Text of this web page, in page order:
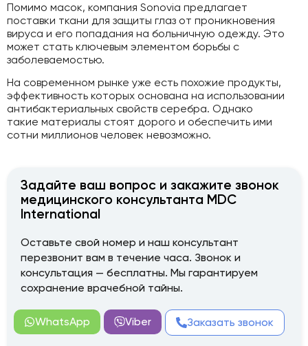
Помимо масок, компания Sonovia предлагает
поставки ткани для защиты глаз от проникновения
вируса и его попадания на больничную одежду. Это
может стать ключевым элементом борьбы с
заболеваемостью.
На современном рынке уже есть похожие продукты,
эффективность которых основана на использовании
антибактериальных свойств серебра. Однако
такие материалы стоят дорого и обеспечить ими
сотни миллионов человек невозможно.
Задайте ваш вопрос и закажите звонок
медицинского консультанта MDC
International
Оставьте свой номер и наш консультант
перезвонит вам в течение часа. Звонок и
консультация — бесплатны. Мы гарантируем
сохранение врачебной тайны.
WhatsApp Viber Заказать звонок